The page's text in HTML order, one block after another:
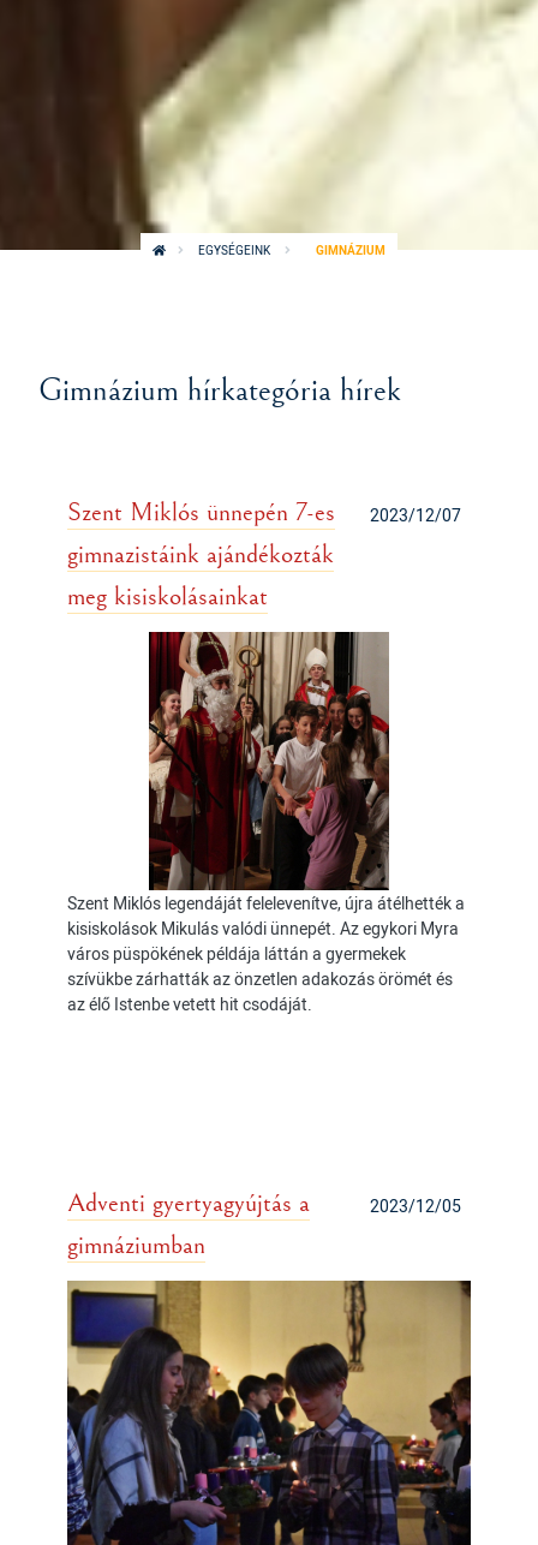
EGYSÉGEINK GIMNÁZIUM
Gimnázium hírkategória hírek
2023/12/07
Szent Miklós ünnepén 7-es
gimnazistáink ajándékozták
meg kisiskolásainkat
Szent Miklós legendáját felelevenítve, újra átélhették a
kisiskolások Mikulás valódi ünnepét. Az egykori Myra
város püspökének példája láttán a gyermekek
szívükbe zárhatták az önzetlen adakozás örömét és
az élő Istenbe vetett hit csodáját.
2023/12/05
Adventi gyertyagyújtás a
gimnáziumban